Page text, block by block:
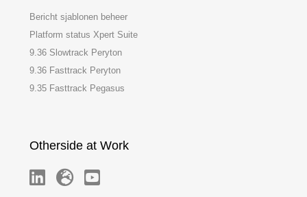
Bericht sjablonen beheer
Platform status Xpert Suite
9.36 Slowtrack Peryton
9.36 Fasttrack Peryton
9.35 Fasttrack Pegasus
Otherside at Work